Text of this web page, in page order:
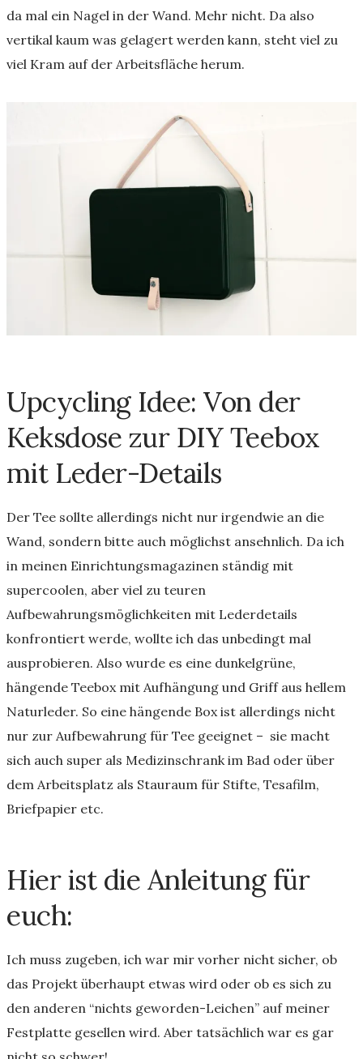
da mal ein Nagel in der Wand. Mehr nicht. Da also
vertikal kaum was gelagert werden kann, steht viel zu
viel Kram auf der Arbeitsfläche herum.
Upcycling Idee: Von der
Keksdose zur DIY Teebox
mit Leder-Details
Der Tee sollte allerdings nicht nur irgendwie an die
Wand, sondern bitte auch möglichst ansehnlich. Da ich
in meinen Einrichtungsmagazinen ständig mit
supercoolen, aber viel zu teuren
Aufbewahrungsmöglichkeiten mit Lederdetails
konfrontiert werde, wollte ich das unbedingt mal
ausprobieren. Also wurde es eine dunkelgrüne,
hängende Teebox mit Aufhängung und Griff aus hellem
Naturleder. So eine hängende Box ist allerdings nicht
nur zur Aufbewahrung für Tee geeignet – sie macht
sich auch super als Medizinschrank im Bad oder über
dem Arbeitsplatz als Stauraum für Stifte, Tesafilm,
Briefpapier etc.
Hier ist die Anleitung für
euch:
Ich muss zugeben, ich war mir vorher nicht sicher, ob
das Projekt überhaupt etwas wird oder ob es sich zu
den anderen “nichts geworden-Leichen” auf meiner
Festplatte gesellen wird. Aber tatsächlich war es gar